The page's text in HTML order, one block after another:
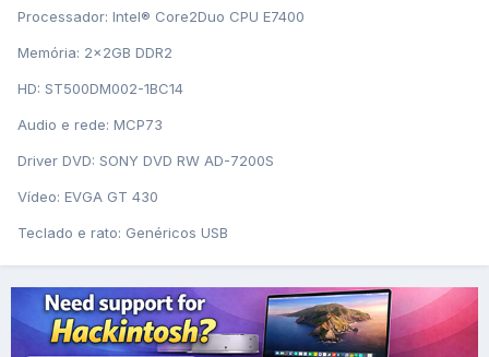
Processador: Intel® Core2Duo CPU E7400
Memória: 2x2GB DDR2
HD: ST500DM002-1BC14
Audio e rede: MCP73
Driver DVD: SONY DVD RW AD-7200S
Vídeo: EVGA GT 430
Teclado e rato: Genéricos USB